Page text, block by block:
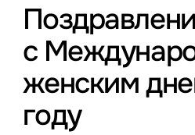
с
женским
году